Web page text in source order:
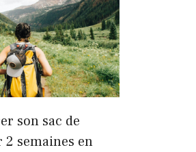
son sac de
2 semaines en